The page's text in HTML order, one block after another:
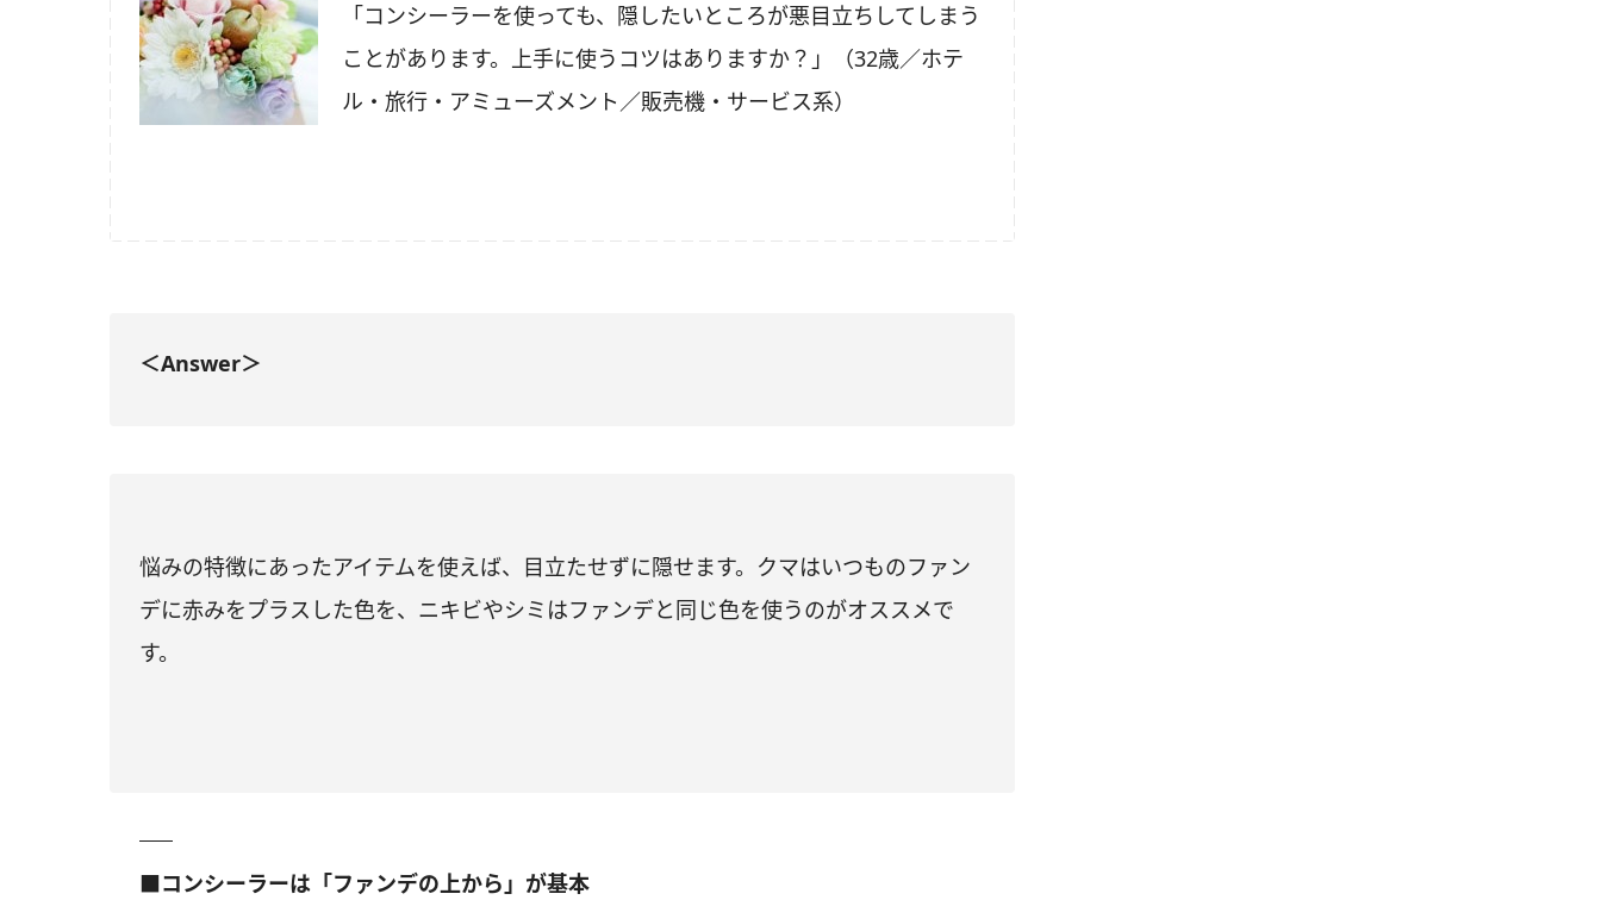
「コンシーラーを使っても、隠したいところが悪目立ちしてしまう
ことがあります。上手に使うコツはありますか？」（32歳／ホテ
ル・旅行・アミューズメント／販売機・サービス系）
＜Answer＞
悩みの特徴にあったアイテムを使えば、目立たせずに隠せます。クマはいつものファン
デに赤みをプラスした色を、ニキビやシミはファンデと同じ色を使うのがオススメで
す。
■コンシーラーは「ファンデの上から」が基本